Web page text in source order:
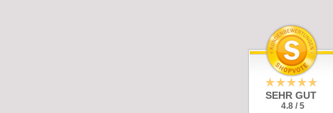
SEHR GUT
4.8 / 5